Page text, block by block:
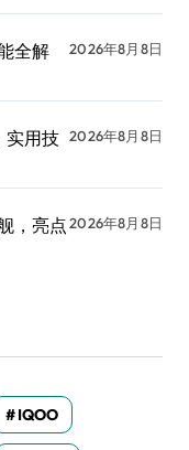
全解
2026年8月8日
实用技 2026年8月8日
，亮点2026年8月8日
IQOO